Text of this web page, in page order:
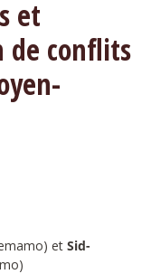
et
de conflits
et Sid-